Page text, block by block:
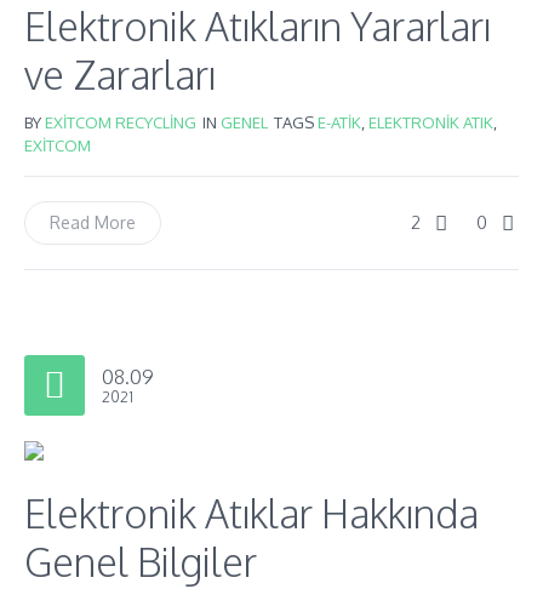
Elektronik Atıkların Yararları
ve Zararları
BYEXITCOM RECYCLING IN GENEL TAGSE-ATIK,ELEKTRONIK ATIK,
EXITCOM
2 0
Read More
08.09
2021
Elektronik Atıklar Hakkında
Genel Bilgiler